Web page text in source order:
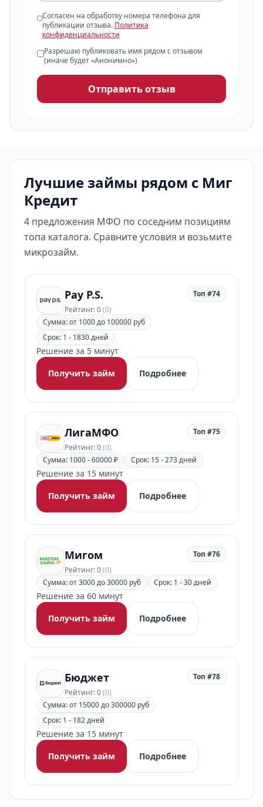
Согласен на обработку номера телефона для
публикации отзыва. Политика
конфиденциальности
Разрешаю публиковать имя рядом с отзывом
(иначе будет «Анонимно»)
Отправить отзыв
Лучшие займы рядом с Миг
Кредит
4 предложения МФО по соседним позициям
топа каталога. Сравните условия и возьмите
микрозайм.
Pay P.S.
Рейтинг: 0(0)
Топ #74
Сумма: от 1000 до 100000 руб
Срок: 1 - 1830 дней
Решение за 5 минут
Получить займ
Подробнее
ЛигаМФО
Рейтинг: 0(0)
Топ #75
Сумма: 1000 - 60000 ₽ Срок: 15 - 273 дней
Решение за 15 минут
Получить займ
Подробнее
Мигом
Рейтинг: 0(0)
Топ #76
Сумма: от 3000 до 30000 руб Срок: 1 - 30 дней
Решение за 60 минут
Получить займ
Подробнее
Бюджет
Рейтинг: 0(0)
Топ #78
Сумма: от 15000 до 300000 руб
Срок: 1 - 182 дней
Решение за 15 минут
Получить займ
Подробнее